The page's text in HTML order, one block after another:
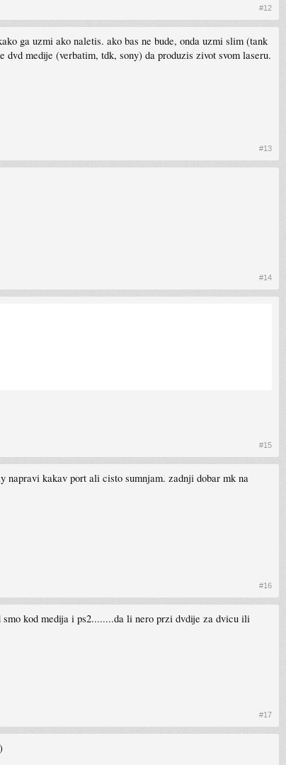
#12
ga uzmi ako naletis. ako bas ne bude, onda uzmi slim (tank
medije (verbatim, tdk, sony) da produzis zivot svom laseru.
#13
#14
#15
kakav port ali cisto sumnjam. zadnji dobar mk na
#16
kod medija i ps2........da li nero przi dvdije za dvicu ili
#17